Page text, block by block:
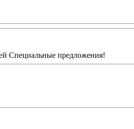
Специальные предложения!